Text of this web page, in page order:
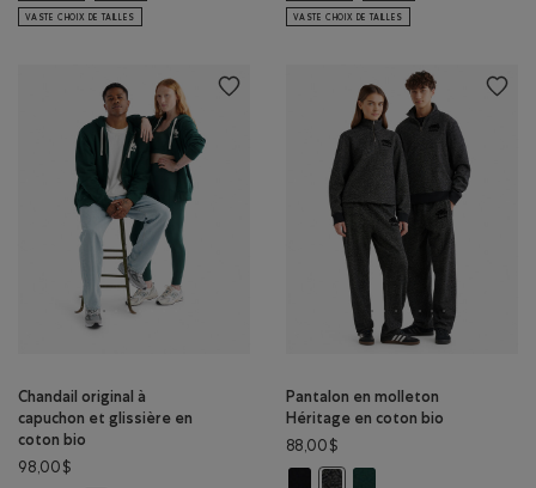
VASTE CHOIX DE TAILLES VASTE CHOIX DE TAILLES
Chandail original à
capuchon et glissière en
coton bio
98,00$
Pantalon en molleton
Héritage en coton bio
88,00$
Pantalon en molleton Héritage
Pantalon en molleton